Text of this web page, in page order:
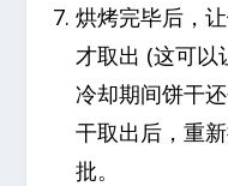
烘烤完毕后，
才取出 (这可以
冷却期间饼干
干取出后，重
批。